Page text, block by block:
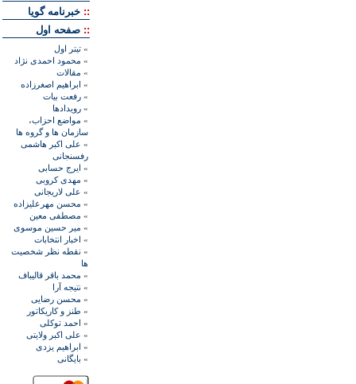
:: خبرنامه گويا
:: صفحه اول
» تيتر اول
» محمود احمدی نژاد
» مقالات
» ابراهيم اصغرزاده
» رفعت بیات
» رويدادها
» مواضع احزاب،
سازمان ها و گروه ها
» علی اکبر هاشمی
رفسنجانی
» ايرج حسابی
» مهدی کروبی
» علی لاريجانی
» محسن مهرعليزاده
» مصطفی معين
» مير حسين موسوی
» اخبار انتخابات
» نقطه نظر شخصيت
ها
» محمد باقر قاليباف
» نتيجه آرا
» محسن رضايی
» طنز و کاريکاتور
» احمد توکلی
» علی اکبر ولايتی
» ابراهيم يزدی
» بايگانی